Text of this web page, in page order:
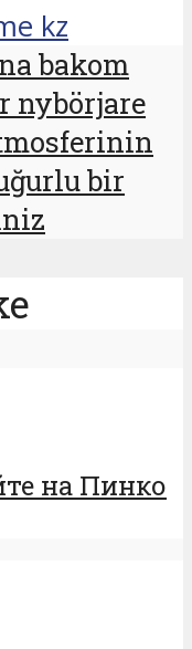
kz
bakom
nybörjare
bir
на Пинко